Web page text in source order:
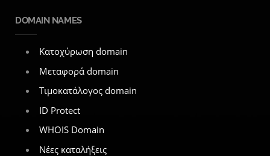
DOMAIN NAMES
Κατοχύρωση domain
Μεταφορά domain
Τιμοκατάλογος domain
ID Protect
WHOIS Domain
Νέες καταλήξεις